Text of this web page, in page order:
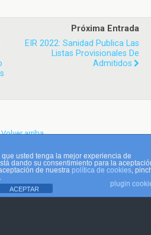
Próxima Entrada
EIR 2022: Sanidad Publica Las
Listas Provisionales De
Admitidos
Volver arriba
Escritorio
usted tenga la mejor experiencia de
dando su consentimiento para la
de nuestra política de cookies ,
plugin
ACEPTAR